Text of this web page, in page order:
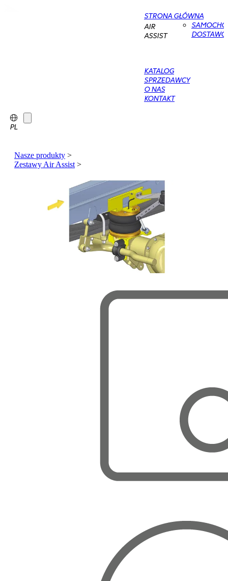
STRONA GŁÓWNA
AIR
ASSIST
KATALOG
SPRZEDAWCY
O NAS
KONTAKT
PL
Nasze produkty >
Zestawy Air Assist >